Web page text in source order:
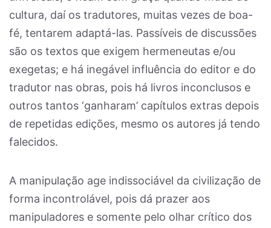
cultura, daí os tradutores, muitas vezes de boa-
fé, tentarem adaptá-las. Passíveis de discussões
são os textos que exigem hermeneutas e/ou
exegetas; e há inegável influência do editor e do
tradutor nas obras, pois há livros inconclusos e
outros tantos ‘ganharam’ capítulos extras depois
de repetidas edições, mesmo os autores já tendo
falecidos.
A manipulação age indissociável da civilização de
forma incontrolável, pois dá prazer aos
manipuladores e somente pelo olhar crítico dos